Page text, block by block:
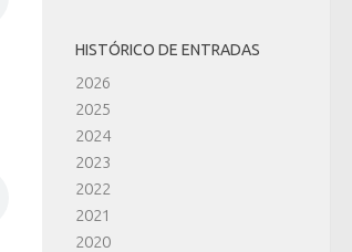
HISTÓRICO DE ENTRADAS
2026
2025
2024
2023
2022
2021
2020